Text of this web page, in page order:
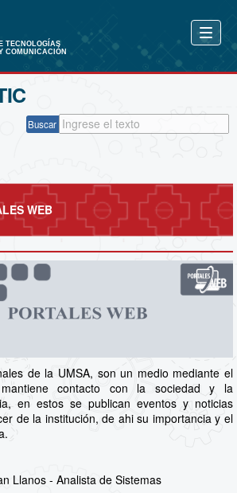
Buscar
WEB
de la UMSA, son un medio mediante el
contacto con la sociedad y la
en estos se publican eventos y noticias
de la institución, de ahi su importancia y el
Llanos - Analista de Sistemas